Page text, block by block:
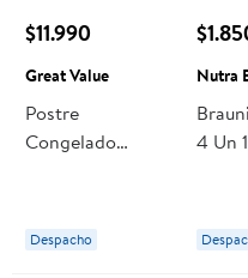
$11.990
Great Value
Postre
Congelado
Caja 850 g Great
Value
Despacho
Nutra
4 Un